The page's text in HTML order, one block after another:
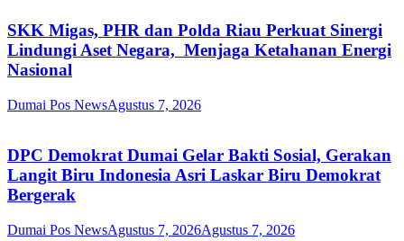
SKK Migas, PHR dan Polda Riau Perkuat Sinergi
Lindungi Aset Negara, Menjaga Ketahanan Energi
Nasional
Dumai Pos NewsAgustus 7, 2026
DPC Demokrat Dumai Gelar Bakti Sosial, Gerakan
Langit Biru Indonesia Asri Laskar Biru Demokrat
Bergerak
Dumai Pos NewsAgustus 7, 2026Agustus 7, 2026